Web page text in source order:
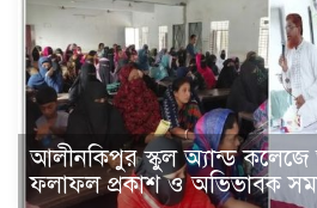
আলীনকিপুর স্কুল অ্যান্ড কলেজে
ফলাফল প্রকাশ ও অভিভাবক